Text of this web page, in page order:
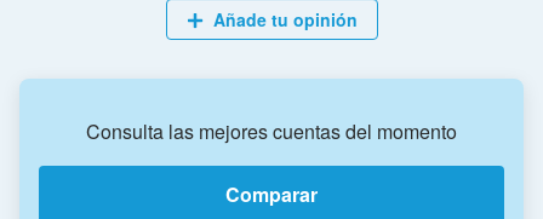
Añade tu opinión
Consulta las mejores cuentas del momento
Comparar